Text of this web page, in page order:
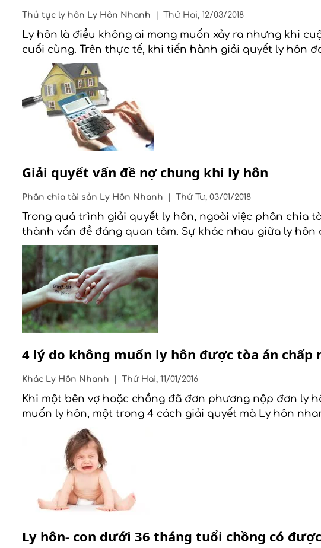
Thủ tục ly hôn Ly Hôn Nhanh Thứ Hai, 12/03/2018
Ly hôn là điều không ai mong muốn xảy ra nhưng khi
cuối cùng. Trên thực tế, khi tiến hành giải quyết ly hôn
Giải quyết vấn đề nợ chung khi ly hôn
Phân chia tài sản Ly Hôn Nhanh Thứ Tư, 03/01/2018
Trong quá trình giải quyết ly hôn, ngoài việc phân chia
thành vấn đề đáng quan tâm. Sự khác nhau giữa ly
4 lý do không muốn ly hôn được tòa án chấp
Khác Ly Hôn Nhanh Thứ Hai, 11/01/2016
Khi một bên vợ hoặc chồng đã đơn phương nộp đơn ly
muốn ly hôn, một trong 4 cách giải quyết mà Ly hôn
Ly hôn- con dưới 36 tháng tuổi chồng có